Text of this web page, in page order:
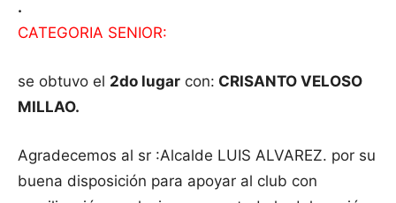
.
CATEGORIA SENIOR:
se obtuvo el 2do lugar con: CRISANTO VELOSO
MILLAO.
Agradecemos al sr :Alcalde LUIS ALVAREZ. por su
buena disposición para apoyar al club con